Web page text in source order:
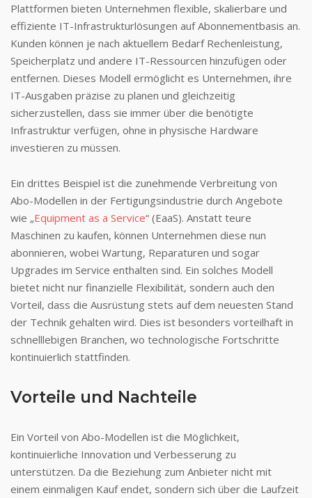
Plattformen bieten Unternehmen flexible, skalierbare und
effiziente IT-Infrastrukturlösungen auf Abonnementbasis an.
Kunden können je nach aktuellem Bedarf Rechenleistung,
Speicherplatz und andere IT-Ressourcen hinzufügen oder
entfernen. Dieses Modell ermöglicht es Unternehmen, ihre
IT-Ausgaben präzise zu planen und gleichzeitig
sicherzustellen, dass sie immer über die benötigte
Infrastruktur verfügen, ohne in physische Hardware
investieren zu müssen.
Ein drittes Beispiel ist die zunehmende Verbreitung von
Abo-Modellen in der Fertigungsindustrie durch Angebote
wie „Equipment as a Service“ (EaaS). Anstatt teure
Maschinen zu kaufen, können Unternehmen diese nun
abonnieren, wobei Wartung, Reparaturen und sogar
Upgrades im Service enthalten sind. Ein solches Modell
bietet nicht nur finanzielle Flexibilität, sondern auch den
Vorteil, dass die Ausrüstung stets auf dem neuesten Stand
der Technik gehalten wird. Dies ist besonders vorteilhaft in
schnelllebigen Branchen, wo technologische Fortschritte
kontinuierlich stattfinden.
Vorteile und Nachteile
Ein Vorteil von Abo-Modellen ist die Möglichkeit,
kontinuierliche Innovation und Verbesserung zu
unterstützen. Da die Beziehung zum Anbieter nicht mit
einem einmaligen Kauf endet, sondern sich über die Laufzeit